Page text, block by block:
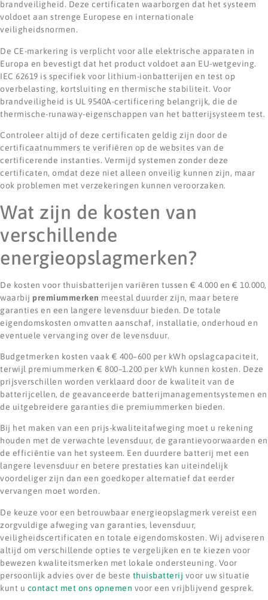
brandveiligheid. Deze certificaten waarborgen dat het systeem
voldoet aan strenge Europese en internationale
veiligheidsnormen.
De CE-markering is verplicht voor alle elektrische apparaten in
Europa en bevestigt dat het product voldoet aan EU-wetgeving.
IEC 62619 is specifiek voor lithium-ionbatterijen en test op
overbelasting, kortsluiting en thermische stabiliteit. Voor
brandveiligheid is UL 9540A-certificering belangrijk, die de
thermische-runaway-eigenschappen van het batterijsysteem test.
Controleer altijd of deze certificaten geldig zijn door de
certificaatnummers te verifiëren op de websites van de
certificerende instanties. Vermijd systemen zonder deze
certificaten, omdat deze niet alleen onveilig kunnen zijn, maar
ook problemen met verzekeringen kunnen veroorzaken.
Wat zijn de kosten van
verschillende
energieopslagmerken?
De kosten voor thuisbatterijen variëren tussen € 4.000 en € 10.000,
waarbij premiummerken meestal duurder zijn, maar betere
garanties en een langere levensduur bieden. De totale
eigendomskosten omvatten aanschaf, installatie, onderhoud en
eventuele vervanging over de levensduur.
Budgetmerken kosten vaak € 400–600 per kWh opslagcapaciteit,
terwijl premiummerken € 800–1.200 per kWh kunnen kosten. Deze
prijsverschillen worden verklaard door de kwaliteit van de
batterijcellen, de geavanceerde batterijmanagementsystemen en
de uitgebreidere garanties die premiummerken bieden.
Bij het maken van een prijs-kwaliteitafweging moet u rekening
houden met de verwachte levensduur, de garantievoorwaarden en
de efficiëntie van het systeem. Een duurdere batterij met een
langere levensduur en betere prestaties kan uiteindelijk
voordeliger zijn dan een goedkoper alternatief dat eerder
vervangen moet worden.
De keuze voor een betrouwbaar energieopslagmerk vereist een
zorgvuldige afweging van garanties, levensduur,
veiligheidscertificaten en totale eigendomskosten. Wij adviseren
altijd om verschillende opties te vergelijken en te kiezen voor
bewezen kwaliteitsmerken met lokale ondersteuning. Voor
persoonlijk advies over de beste thuisbatterij voor uw situatie
kunt u contact met ons opnemen voor een vrijblijvend gesprek.